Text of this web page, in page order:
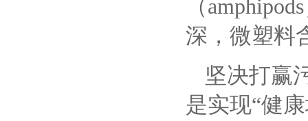
（
深，微塑料
坚决打赢
是实现“健